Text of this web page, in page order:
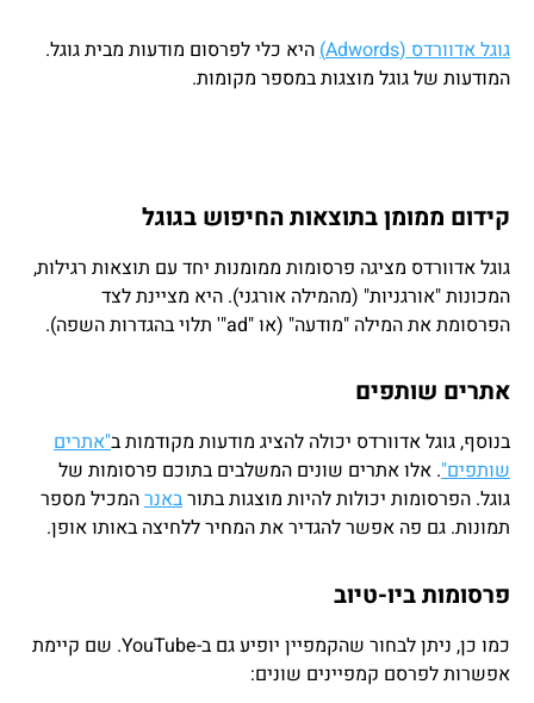
גוגל אדוורדס (Adwords)
היא כלי לפרסום מודעות מבית גוגל.
המודעות של גוגל מוצגות במספר מקומות.
קידום ממומן בתוצאות החיפוש בגוגל
גוגל אדוורדס מציגה פרסומות ממומנות יחד עם תוצאות רגילות,
המכונות "אורגניות" (מהמילה אורגני). היא מציינת לצד
הפרסומת את המילה "מודעה" (או "ad"' תלוי בהגדרות השפה).
אתרים שותפים
בנוסף, גוגל אדוורדס יכולה להציג מודעות מקודמות ב"אתרים
שותפים". אלו אתרים שונים המשלבים בתוכם פרסומות של
גוגל. הפרסומות יכולות להיות מוצגות בתורבאנרהמכיל מספר
תמונות. גם פה אפשר להגדיר את המחיר ללחיצה באותו אופן.
פרסומות ביו-טיוב
כמו כן, ניתן לבחור שהקמפיין יופיע גם ב-YouTube. שם קיימת
אפשרות לפרסם קמפיינים שונים: